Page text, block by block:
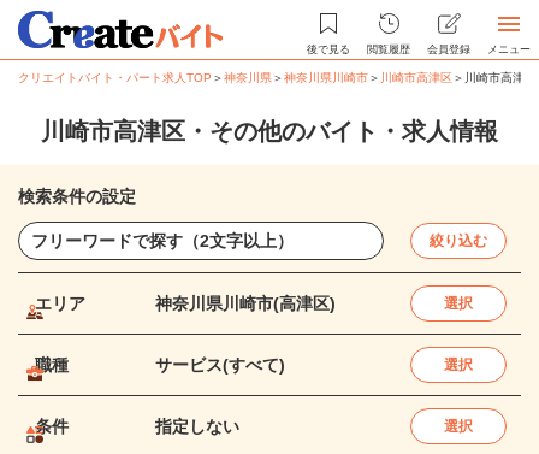
後で見る 閲覧履歴 会員登録 メニュー
クリエイトバイト・パート求人TOP ＞神奈川県＞神奈川県川崎市＞ 川崎市高津区＞ 川崎市高津
川崎市高津区・その他のバイト・求人情報
検索条件の設定
絞り込む
エリア 神奈川県川崎市(高津区) 選択
職種 サービス(すべて) 選択
条件 指定しない 選択